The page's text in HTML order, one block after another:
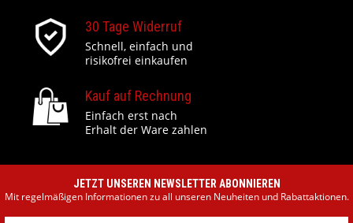
30 Tage Widerruf
Schnell, einfach und
risikofrei einkaufen
Kauf auf Rechnung
Einfach erst nach
Erhalt der Ware zahlen
JETZT UNSEREN NEWSLETTER ABONNIEREN
Mit regelmäßigen Informationen zu all unseren Neuheiten und Rabattaktionen.